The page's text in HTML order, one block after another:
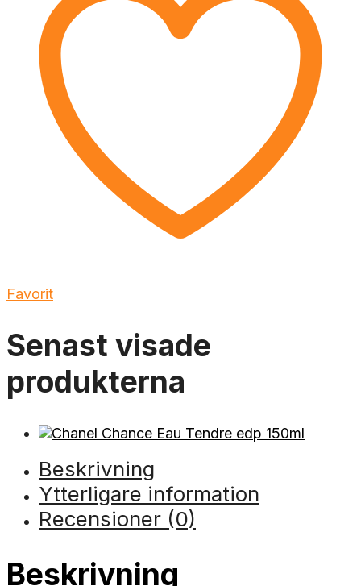
Favorit
Senast visade
produkterna
Beskrivning
Ytterligare information
Recensioner (0)
Beskrivning